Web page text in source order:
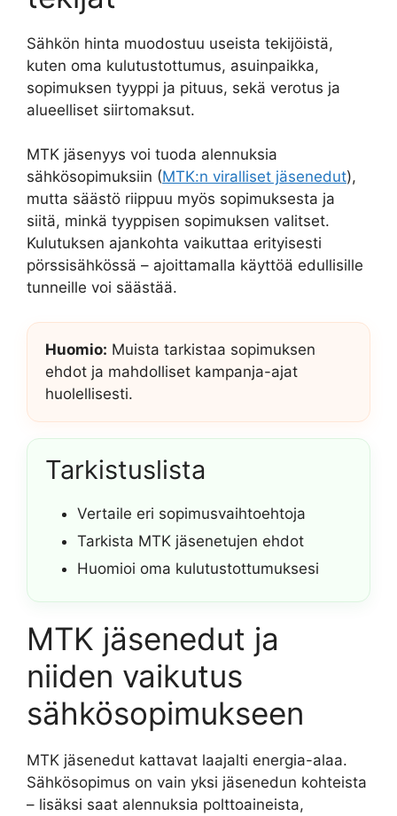
Sähkön hinta muodostuu useista tekijöistä,
kuten oma kulutustottumus, asuinpaikka,
sopimuksen tyyppi ja pituus, sekä verotus ja
alueelliset siirtomaksut.
MTK jäsenyys voi tuoda alennuksia
sähkösopimuksiin (MTK:n viralliset jäsenedut),
mutta säästö riippuu myös sopimuksesta ja
siitä, minkä tyyppisen sopimuksen valitset.
Kulutuksen ajankohta vaikuttaa erityisesti
pörssisähkössä – ajoittamalla käyttöä edullisille
tunneille voi säästää.
Huomio: Muista tarkistaa sopimuksen
ehdot ja mahdolliset kampanja-ajat
huolellisesti.
Tarkistuslista
Vertaile eri sopimusvaihtoehtoja
Tarkista MTK jäsenetujen ehdot
Huomioi oma kulutustottumuksesi
MTK jäsenedut ja
niiden vaikutus
sähkösopimukseen
MTK jäsenedut kattavat laajalti energia-alaa.
Sähkösopimus on vain yksi jäsenedun kohteista
– lisäksi saat alennuksia polttoaineista,